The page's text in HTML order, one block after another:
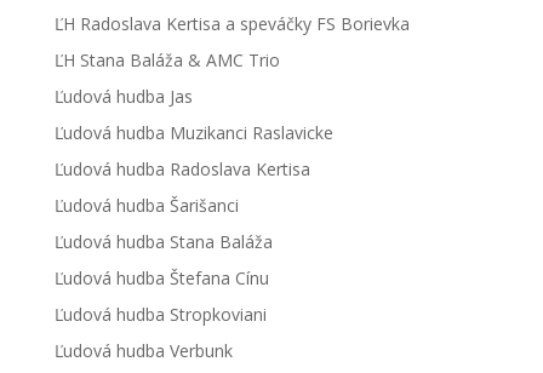
ĽH Radoslava Kertisa a speváčky FS Borievka
ĽH Stana Baláža & AMC Trio
Ľudová hudba Jas
Ľudová hudba Muzikanci Raslavicke
Ľudová hudba Radoslava Kertisa
Ľudová hudba Šarišanci
Ľudová hudba Stana Baláža
Ľudová hudba Štefana Cínu
Ľudová hudba Stropkoviani
Ľudová hudba Verbunk